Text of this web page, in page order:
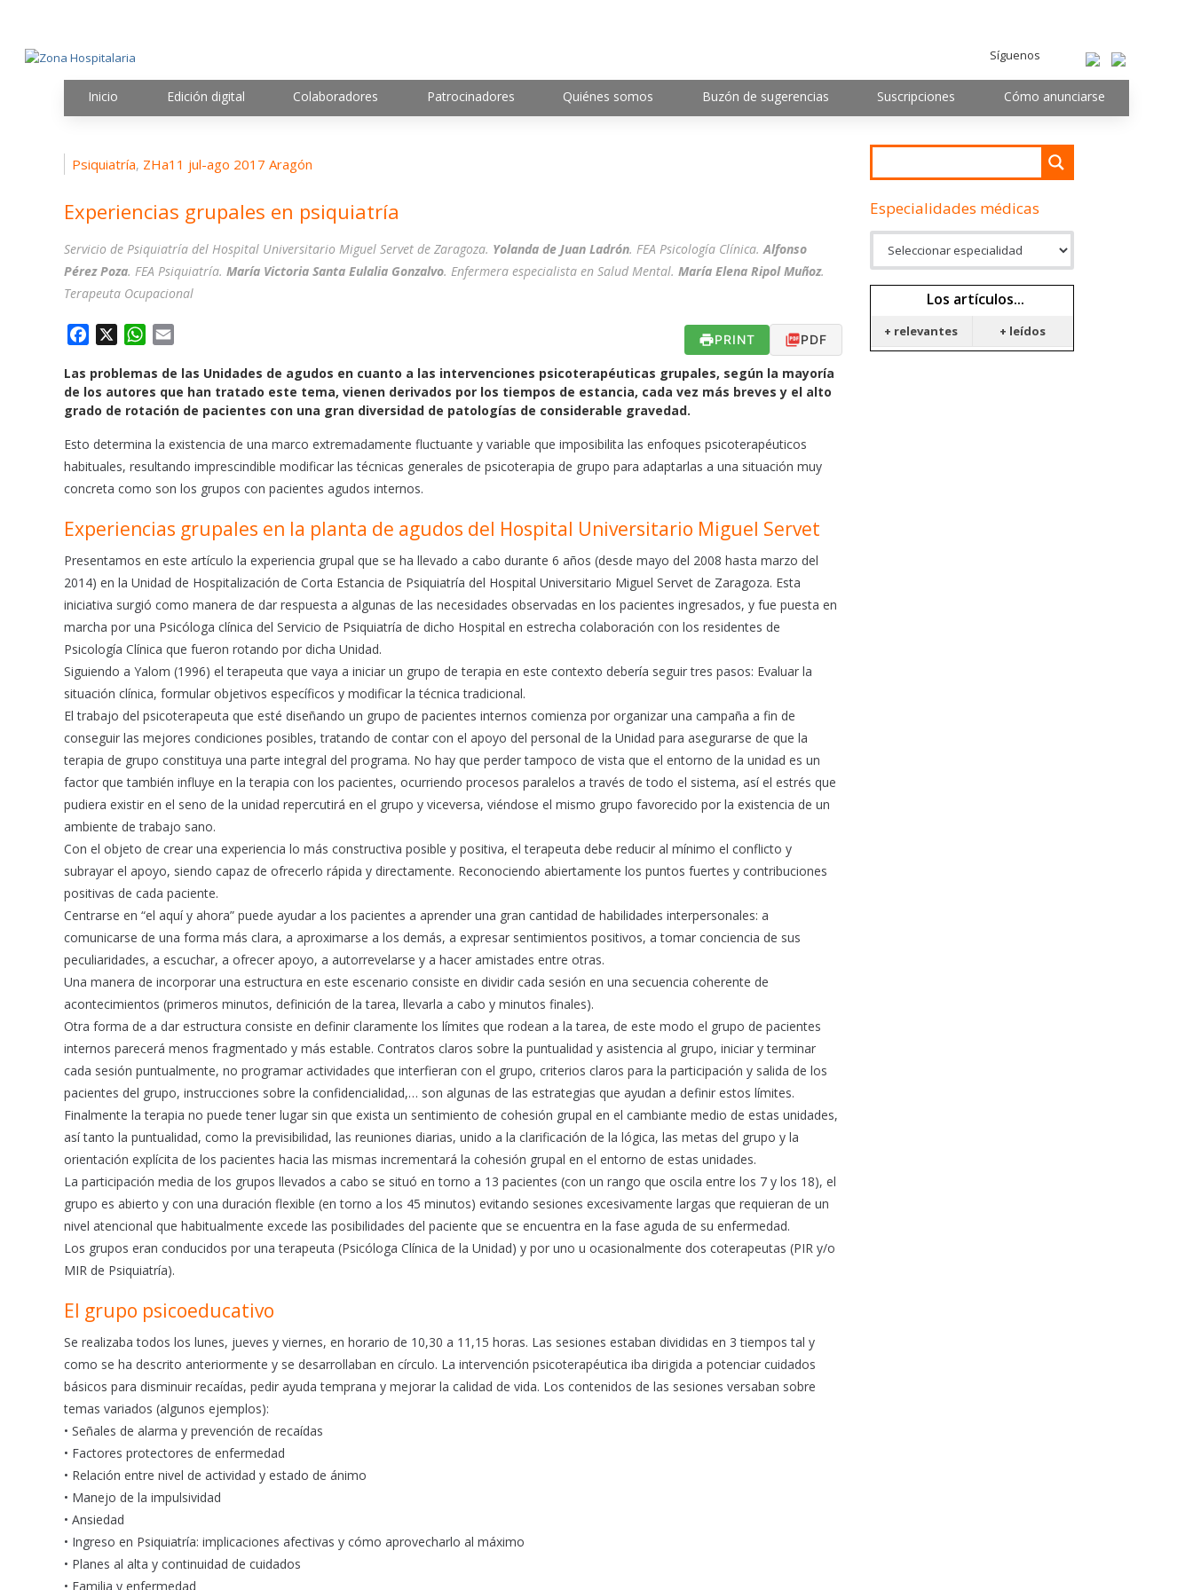
Síguenos
Inicio Edición digital Colaboradores Patrocinadores Quiénes somos Buzón de sugerencias Suscripciones Cómo anunciarse
Psiquiatría, ZHa11 jul-ago 2017 Aragón
Experiencias grupales en psiquiatría
Servicio de Psiquiatría del Hospital Universitario Miguel Servet de Zaragoza. Yolanda de Juan Ladrón. FEA Psicología Clínica.Alfonso
Pérez Poza. FEA Psiquiatría. María Victoria Santa Eulalia Gonzalvo. Enfermera especialista en Salud Mental. María Elena Ripol Muñoz.
Terapeuta Ocupacional
c
e
b
o
o
k
W
a
t
s
A
p
p
a
i
l
PRINT PDF
Las problemas de las Unidades de agudos en cuanto a las intervenciones psicoterapéuticas grupales, según la mayoría
de los autores que han tratado este tema, vienen derivados por los tiempos de estancia, cada vez más breves y el alto
grado de rotación de pacientes con una gran diversidad de patologías de considerable gravedad.
Esto determina la existencia de una marco extremadamente fluctuante y variable que imposibilita las enfoques psicoterapéuticos
habituales, resultando imprescindible modificar las técnicas generales de psicoterapia de grupo para adaptarlas a una situación muy
concreta como son los grupos con pacientes agudos internos.
Experiencias grupales en la planta de agudos del Hospital Universitario Miguel Servet
Presentamos en este artículo la experiencia grupal que se ha llevado a cabo durante 6 años (desde mayo del 2008 hasta marzo del
2014) en la Unidad de Hospitalización de Corta Estancia de Psiquiatría del Hospital Universitario Miguel Servet de Zaragoza. Esta
iniciativa surgió como manera de dar respuesta a algunas de las necesidades observadas en los pacientes ingresados, y fue puesta en
marcha por una Psicóloga clínica del Servicio de Psiquiatría de dicho Hospital en estrecha colaboración con los residentes de
Psicología Clínica que fueron rotando por dicha Unidad.
Siguiendo a Yalom (1996) el terapeuta que vaya a iniciar un grupo de terapia en este contexto debería seguir tres pasos: Evaluar la
situación clínica, formular objetivos específicos y modificar la técnica tradicional.
El trabajo del psicoterapeuta que esté diseñando un grupo de pacientes internos comienza por organizar una campaña a fin de
conseguir las mejores condiciones posibles, tratando de contar con el apoyo del personal de la Unidad para asegurarse de que la
terapia de grupo constituya una parte integral del programa. No hay que perder tampoco de vista que el entorno de la unidad es un
factor que también influye en la terapia con los pacientes, ocurriendo procesos paralelos a través de todo el sistema, así el estrés que
pudiera existir en el seno de la unidad repercutirá en el grupo y viceversa, viéndose el mismo grupo favorecido por la existencia de un
ambiente de trabajo sano.
Con el objeto de crear una experiencia lo más constructiva posible y positiva, el terapeuta debe reducir al mínimo el conflicto y
subrayar el apoyo, siendo capaz de ofrecerlo rápida y directamente. Reconociendo abiertamente los puntos fuertes y contribuciones
positivas de cada paciente.
Centrarse en “el aquí y ahora” puede ayudar a los pacientes a aprender una gran cantidad de habilidades interpersonales: a
comunicarse de una forma más clara, a aproximarse a los demás, a expresar sentimientos positivos, a tomar conciencia de sus
peculiaridades, a escuchar, a ofrecer apoyo, a autorrevelarse y a hacer amistades entre otras.
Una manera de incorporar una estructura en este escenario consiste en dividir cada sesión en una secuencia coherente de
acontecimientos (primeros minutos, definición de la tarea, llevarla a cabo y minutos finales).
Otra forma de a dar estructura consiste en definir claramente los límites que rodean a la tarea, de este modo el grupo de pacientes
internos parecerá menos fragmentado y más estable. Contratos claros sobre la puntualidad y asistencia al grupo, iniciar y terminar
cada sesión puntualmente, no programar actividades que interfieran con el grupo, criterios claros para la participación y salida de los
pacientes del grupo, instrucciones sobre la confidencialidad,… son algunas de las estrategias que ayudan a definir estos límites.
Finalmente la terapia no puede tener lugar sin que exista un sentimiento de cohesión grupal en el cambiante medio de estas unidades,
así tanto la puntualidad, como la previsibilidad, las reuniones diarias, unido a la clarificación de la lógica, las metas del grupo y la
orientación explícita de los pacientes hacia las mismas incrementará la cohesión grupal en el entorno de estas unidades.
La participación media de los grupos llevados a cabo se situó en torno a 13 pacientes (con un rango que oscila entre los 7 y los 18), el
grupo es abierto y con una duración flexible (en torno a los 45 minutos) evitando sesiones excesivamente largas que requieran de un
nivel atencional que habitualmente excede las posibilidades del paciente que se encuentra en la fase aguda de su enfermedad.
Los grupos eran conducidos por una terapeuta (Psicóloga Clínica de la Unidad) y por uno u ocasionalmente dos coterapeutas (PIR y/o
MIR de Psiquiatría).
El grupo psicoeducativo
Se realizaba todos los lunes, jueves y viernes, en horario de 10,30 a 11,15 horas. Las sesiones estaban divididas en 3 tiempos tal y
como se ha descrito anteriormente y se desarrollaban en círculo. La intervención psicoterapéutica iba dirigida a potenciar cuidados
básicos para disminuir recaídas, pedir ayuda temprana y mejorar la calidad de vida. Los contenidos de las sesiones versaban sobre
temas variados (algunos ejemplos):
• Señales de alarma y prevención de recaídas
• Factores protectores de enfermedad
• Relación entre nivel de actividad y estado de ánimo
• Manejo de la impulsividad
• Ansiedad
• Ingreso en Psiquiatría: implicaciones afectivas y cómo aprovecharlo al máximo
• Planes al alta y continuidad de cuidados
• Familia y enfermedad
Especialidades médicas
Los artículos...
+ relevantes + leídos